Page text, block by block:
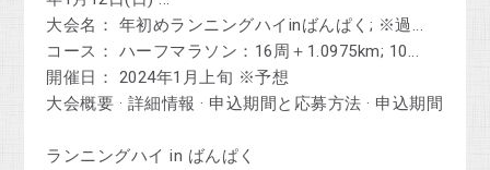
大会名： 年初めランニングハイinばんぱく; ※過...
コース： ハーフマラソン：16周＋1.0975km; 10...
開催日： 2024年1月上旬 ※予想
‎大会概要 · ‎詳細情報 · ‎申込期間と応募方法 · ‎申込期間
ランニングハイ in ばんぱく